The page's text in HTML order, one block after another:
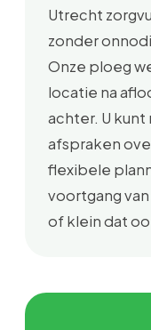
Utrecht
zonder
Onze ploeg
locatie na
achter. U
afspraken
flexibele
voortgang
of klein dat